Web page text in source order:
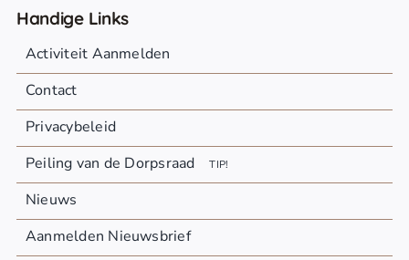
Handige Links
Activiteit Aanmelden
Contact
Privacybeleid
Peiling van de Dorpsraad
TIP!
Nieuws
Aanmelden Nieuwsbrief